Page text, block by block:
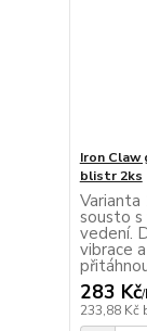
Iron Claw
blistr 2ks
Varianta
sousto s
vedení.
vibrace
283 Kč/
233,88 Kč